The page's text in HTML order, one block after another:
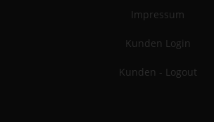
Impressum
Kunden Login
Kunden - Logout